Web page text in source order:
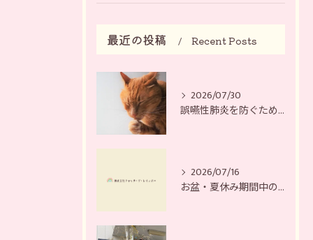
最近の投稿 Recent Posts
2026/07/30
誤嚥性肺炎を防ぐために
2026/07/16
お盆・夏休み期間中の営業日について